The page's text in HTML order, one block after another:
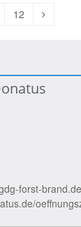
12
Nächste
forst-brand.de